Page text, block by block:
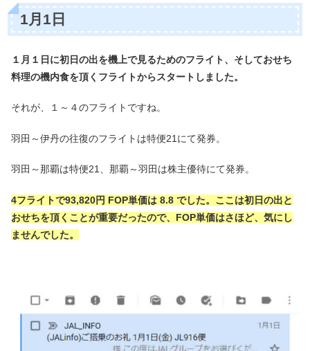
1月1日
１月１日に初日の出を機上で見るためのフライト、そしておせち
料理の機内食を頂くフライトからスタートしました。
それが、１～４のフライトですね。
羽田～伊丹の往復のフライトは特便21にて発券。
羽田～那覇は特便21、那覇～羽田は株主優待にて発券。
4フライトで93,820円 FOP単価は 8.8 でした。ここは初日の出と
おせちを頂くことが重要だったので、FOP単価はさほど、気にし
ませんでした。